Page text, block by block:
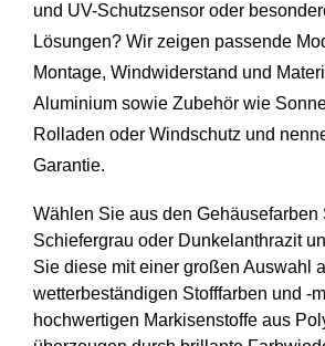
und UV-Schutzsensor oder
Lösungen? Wir zeigen passende
Montage, Windwiderstand und
Aluminium sowie Zubehör wie
Rolladen oder Windschutz und
Garantie.
Wählen Sie aus den Gehäusefarben
Schiefergrau oder Dunkelanthrazit
Sie diese mit einer großen Auswahl
wetterbeständigen Stofffarben und -
hochwertigen Markisenstoffe aus